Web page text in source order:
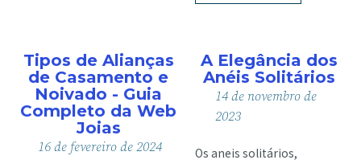
Tipos de Alianças
de Casamento e
Noivado - Guia
Completo da Web
Joias
16de fevereirode2024
A Elegância dos
Anéis Solitários
14de novembrode
2023
Os aneis solitários,